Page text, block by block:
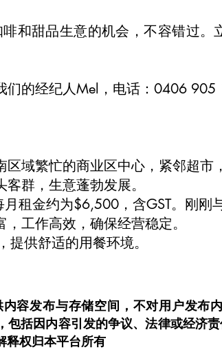
和甜品生意的机会，不容错过
们的经纪人Mel，电话：0406 905
域繁忙的商业区中心，紧邻超市
群，生意蓬勃发展。
租金约为$6,500，含GST。刚刚
工作高效，确保经营稳定。
供舒适的用餐环境。
内容发布与存储空间，不对用户发
包括因内容引发的争议、法律或经济
释权归本平台所有